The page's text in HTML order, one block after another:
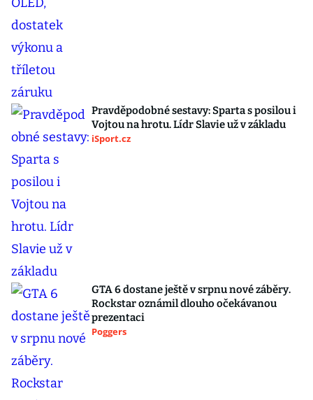
Pravděpodobné sestavy: Sparta s posilou i
Vojtou na hrotu. Lídr Slavie už v základu
iSport.cz
GTA 6 dostane ještě v srpnu nové záběry.
Rockstar oznámil dlouho očekávanou
prezentaci
Poggers